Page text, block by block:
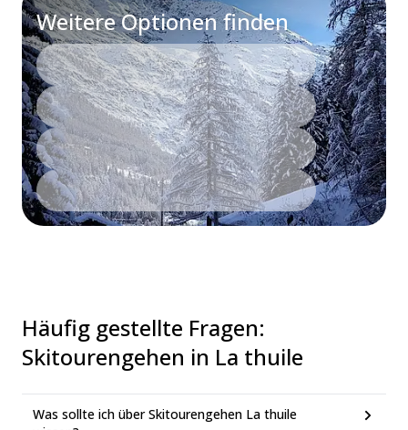
Weitere Optionen finden
Häufig gestellte Fragen:
Skitourengehen in La thuile
Was sollte ich über Skitourengehen La thuile